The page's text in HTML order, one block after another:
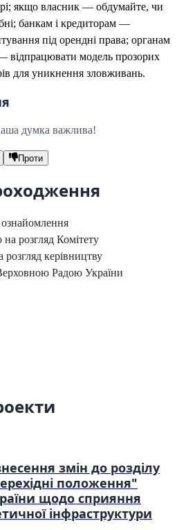
якщо власник — обдумайте, чи
банкам і кредиторам —
під орендні права; органам
відпрацювати модель прозорих
для уникнення зловживань.
думка важлива!
Проти
розгляд Комітету
керівництву
Радою України
змін до розділу
положення"
щодо сприяння
інфраструктури